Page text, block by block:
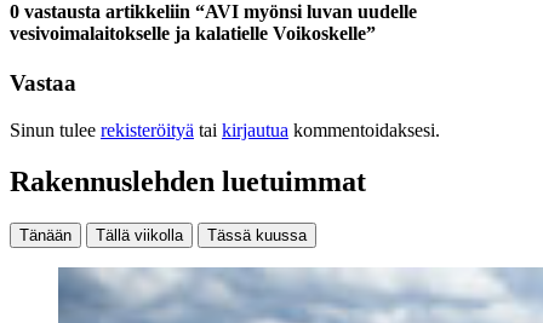
0 vastausta artikkeliin “AVI myönsi luvan uudelle
vesivoimalaitokselle ja kalatielle Voikoskelle”
Vastaa
Sinun tulee rekisteröityä tai kirjautua kommentoidaksesi.
Rakennuslehden luetuimmat
Tänään Tällä viikolla Tässä kuussa